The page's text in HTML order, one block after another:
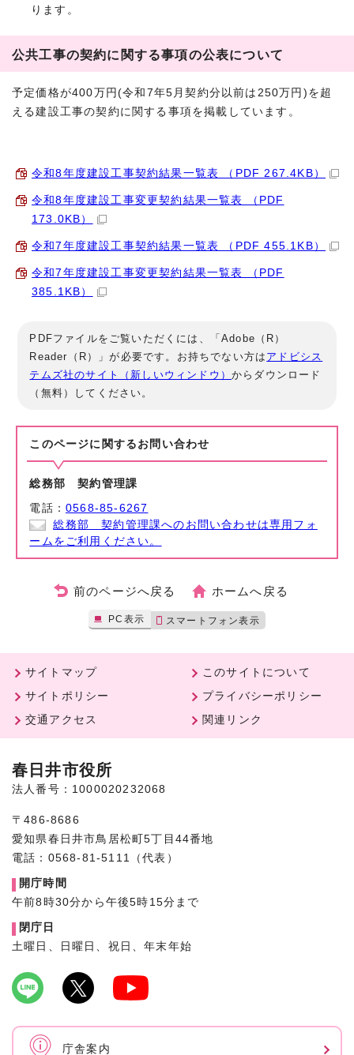
ります。
公共工事の契約に関する事項の公表について
予定価格が400万円(令和7年5月契約分以前は250万円)を超
える建設工事の契約に関する事項を掲載しています。
令和8年度建設工事契約結果一覧表 （PDF 267.4KB）
令和8年度建設工事変更契約結果一覧表 （PDF
173.0KB）
令和7年度建設工事契約結果一覧表 （PDF 455.1KB）
令和7年度建設工事変更契約結果一覧表 （PDF
385.1KB）
PDFファイルをご覧いただくには、「Adobe（R）
Reader（R）」が必要です。お持ちでない方は アドビシス
テムズ社のサイト（新しいウィンドウ）からダウンロード
（無料）してください。
このページに関する お問い合わせ
総務部 契約管理課
電話：0568-85-6267
総務部 契約管理課へのお問い合わせは専用フォ
ームをご利用ください。
前のページへ戻る ホームへ戻る
PC表示 スマートフォン表示
サイトマップ
このサイトについて
サイトポリシー
プライバシーポリシー
交通アクセス
関連リンク
春日井市役所
法人番号：1000020232068
〒486-8686
愛知県春日井市鳥居松町5丁目44番地
電話：0568-81-5111（代表）
開庁時間
午前8時30分から午後5時15分まで
閉庁日
土曜日、日曜日、祝日、年末年始
庁舎案内